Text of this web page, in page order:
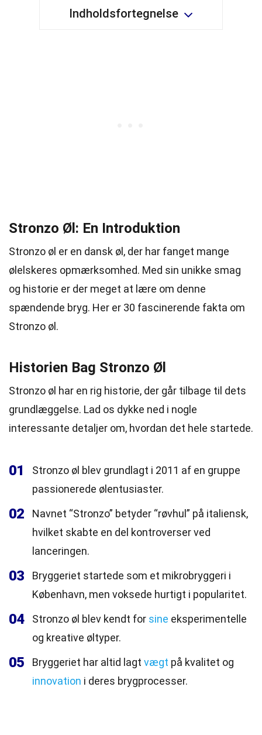
Indholdsfortegnelse
Stronzo Øl: En Introduktion
Stronzo øl er en dansk øl, der har fanget mange
ølelskeres opmærksomhed. Med sin unikke smag
og historie er der meget at lære om denne
spændende bryg. Her er 30 fascinerende fakta om
Stronzo øl.
Historien Bag Stronzo Øl
Stronzo øl har en rig historie, der går tilbage til dets
grundlæggelse. Lad os dykke ned i nogle
interessante detaljer om, hvordan det hele startede.
01
Stronzo øl blev grundlagt i 2011 af en gruppe
passionerede ølentusiaster.
02
Navnet “Stronzo” betyder “røvhul” på italiensk,
hvilket skabte en del kontroverser ved
lanceringen.
03
Bryggeriet startede som et mikrobryggeri i
København, men voksede hurtigt i popularitet.
04 Stronzo øl blev kendt for sine eksperimentelle
og kreative øltyper.
05 Bryggeriet har altid lagt vægt på kvalitet og
innovation i deres brygprocesser.